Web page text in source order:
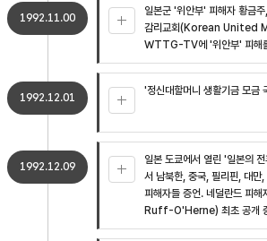
1992.11.00
일본군 '위안부' 피해자 황금
감리교회(Korean United
WTTG-TV에 '위안부' 피해
1992.12.01
'정신대할머니 생활기금 모금
1992.12.09
일본 도쿄에서 열린 '일본의
서 남북한, 중국, 필리핀, 대만
피해자들 증언. 네덜란드 피
Ruff-O'Herne) 최초 공개